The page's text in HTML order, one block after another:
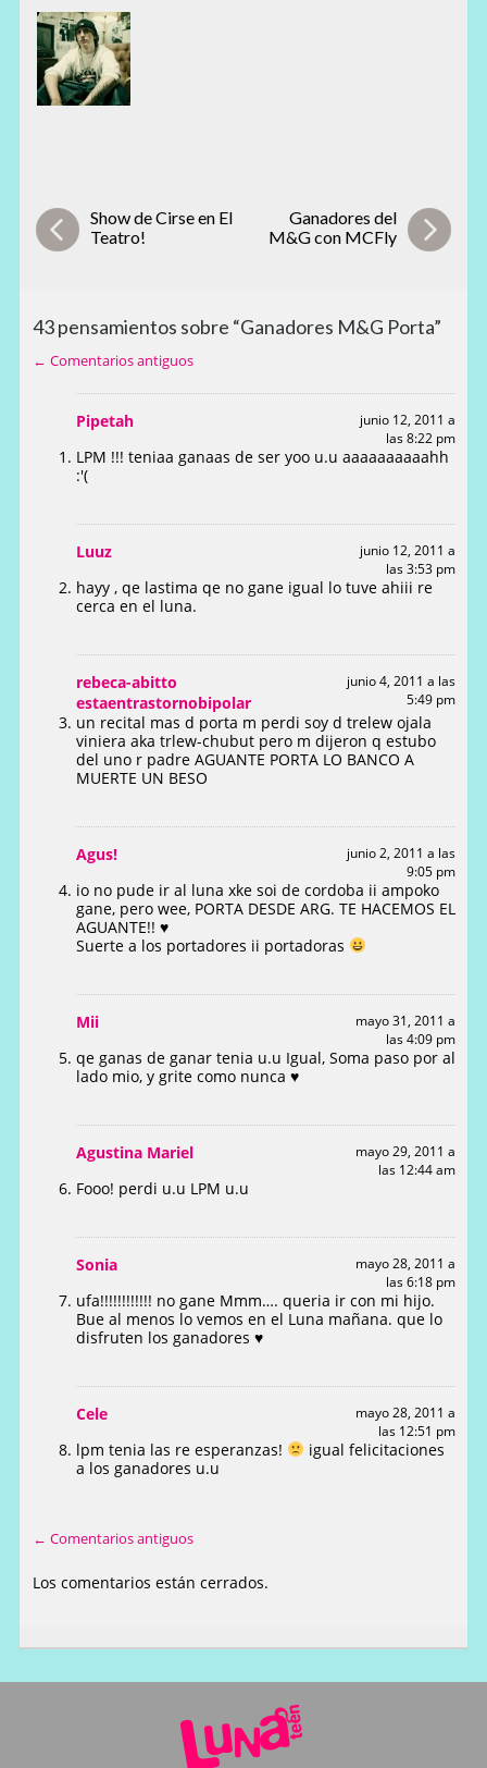
Show de Cirse en El
Teatro!
Ganadores del
M&G con MCFly
43 pensamientos sobre “Ganadores M&G Porta”
← Comentarios antiguos
Pipetah
junio 12, 2011 a
las 8:22 pm
LPM !!! teniaa ganaas de ser yoo u.u aaaaaaaaaahh
:'(
Luuz
junio 12, 2011 a
las 3:53 pm
hayy , qe lastima qe no gane igual lo tuve ahiii re
cerca en el luna.
rebeca-abitto
estaentrastornobipolar
junio 4, 2011 a las
5:49 pm
un recital mas d porta m perdi soy d trelew ojala
viniera aka trlew-chubut pero m dijeron q estubo
del uno r padre AGUANTE PORTA LO BANCO A
MUERTE UN BESO
Agus!
junio 2, 2011 a las
9:05 pm
io no pude ir al luna xke soi de cordoba ii ampoko
gane, pero wee, PORTA DESDE ARG. TE HACEMOS EL
AGUANTE!! ♥
Suerte a los portadores ii portadoras
Mii
mayo 31, 2011 a
las 4:09 pm
qe ganas de ganar tenia u.u Igual, Soma paso por al
lado mio, y grite como nunca ♥
Agustina Mariel
mayo 29, 2011 a
las 12:44 am
Fooo! perdi u.u LPM u.u
Sonia
mayo 28, 2011 a
las 6:18 pm
ufa!!!!!!!!!!!! no gane Mmm…. queria ir con mi hijo.
Bue al menos lo vemos en el Luna mañana. que lo
disfruten los ganadores ♥
Cele
mayo 28, 2011 a
las 12:51 pm
lpm tenia las re esperanzas!
igual felicitaciones
a los ganadores u.u
← Comentarios antiguos
Los comentarios están cerrados.